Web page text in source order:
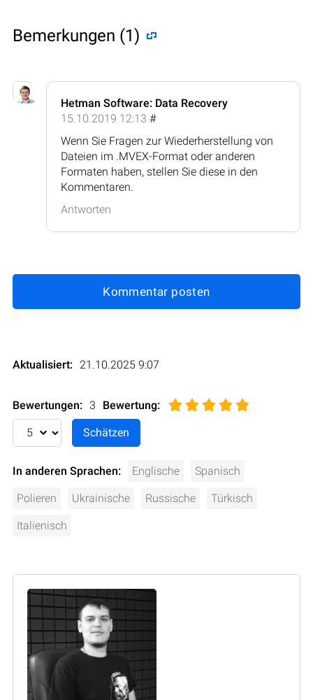
Bemerkungen (1)
Hetman Software: Data Recovery
15.10.2019 12:13 #
Wenn Sie Fragen zur Wiederherstellung von
Dateien im .MVEX-Format oder anderen
Formaten haben, stellen Sie diese in den
Kommentaren.
Antworten
Kommentar posten
Aktualisiert: 21.10.2025 9:07
Bewertungen: 3 Bewertung:
In anderen Sprachen: Englische Spanisch
Polieren Ukrainische Russische Türkisch
Italienisch